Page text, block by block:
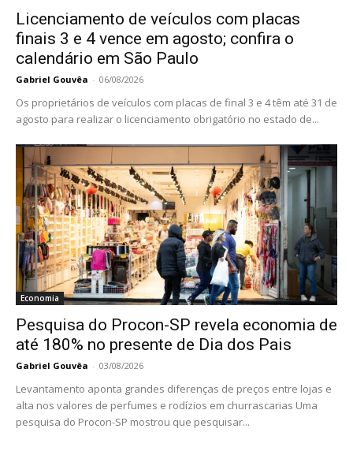
Licenciamento de veículos com placas
finais 3 e 4 vence em agosto; confira o
calendário em São Paulo
Gabriel Gouvêa - 06/08/2026
Os proprietários de veículos com placas de final 3 e 4 têm até 31 de
agosto para realizar o licenciamento obrigatório no estado de...
Economia
Pesquisa do Procon-SP revela economia de
até 180% no presente de Dia dos Pais
Gabriel Gouvêa - 03/08/2026
Levantamento aponta grandes diferenças de preços entre lojas e
alta nos valores de perfumes e rodízios em churrascarias Uma
pesquisa do Procon-SP mostrou que pesquisar...